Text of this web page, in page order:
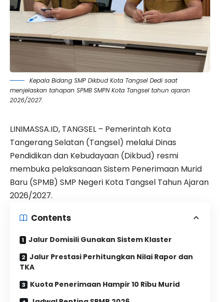
Kepala Bidang SMP Dikbud Kota Tangsel Dedi saat
menjelaskan tahapan SPMB SMPN Kota Tangsel tahun ajaran
2026/2027.
LINIMASSA.ID, TANGSEL – Pemerintah Kota
Tangerang Selatan (Tangsel) melalui Dinas
Pendidikan dan Kebudayaan (Dikbud) resmi
membuka pelaksanaan Sistem Penerimaan Murid
Baru (SPMB) SMP Negeri Kota Tangsel Tahun Ajaran
2026/2027.
Contents
Jalur Domisili Gunakan Sistem Klaster
Jalur Prestasi Perhitungkan Nilai Rapor dan
TKA
Kuota Penerimaan Hampir 10 Ribu Murid